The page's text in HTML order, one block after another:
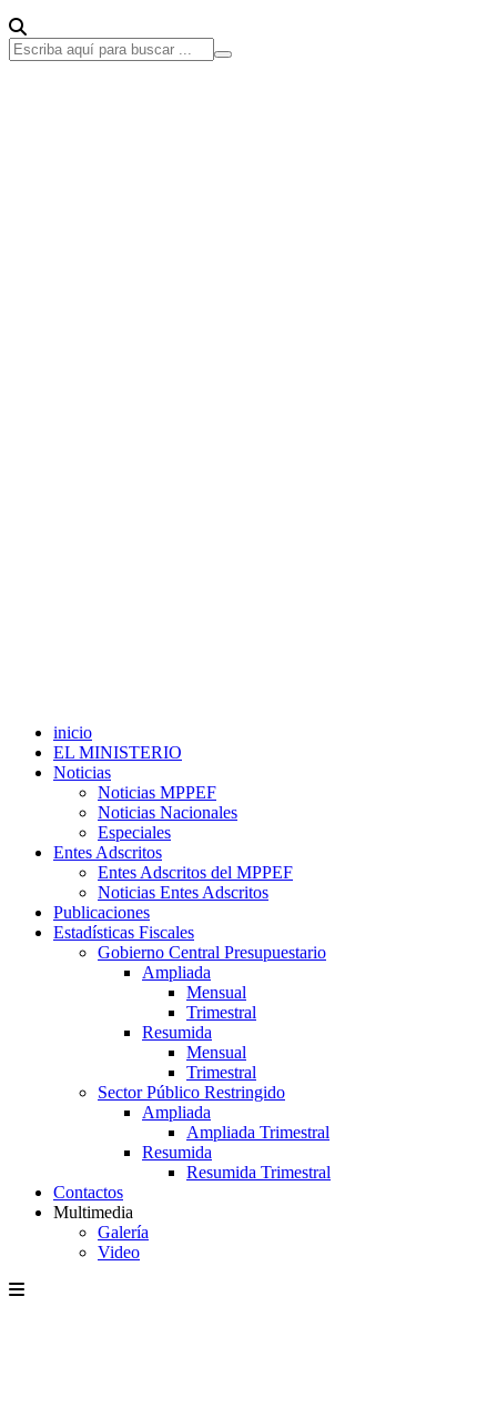
inicio
EL MINISTERIO
Noticias
Noticias MPPEF
Noticias Nacionales
Especiales
Entes Adscritos
Entes Adscritos del MPPEF
Noticias Entes Adscritos
Publicaciones
Estadísticas Fiscales
Gobierno Central Presupuestario
Ampliada
Mensual
Trimestral
Resumida
Mensual
Trimestral
Sector Público Restringido
Ampliada
Ampliada Trimestral
Resumida
Resumida Trimestral
Contactos
Multimedia
Galería
Video